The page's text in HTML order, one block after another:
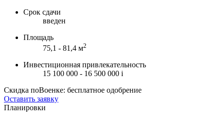
Срок сдачи
введен
Площадь
75,1 - 81,4 м2
Инвестиционная привлекательность
15 100 000 - 16 500 000 i
Скидка поВоенке: бесплатное одобрение
Оставить заявку
Планировки